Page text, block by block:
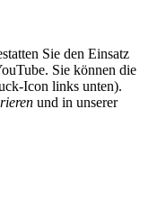
Sie den Einsatz
Sie können die
Icon links unten).
und in unserer